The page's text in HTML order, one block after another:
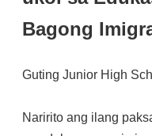
Bagong
Guting Junior High
Naririto ang ilang